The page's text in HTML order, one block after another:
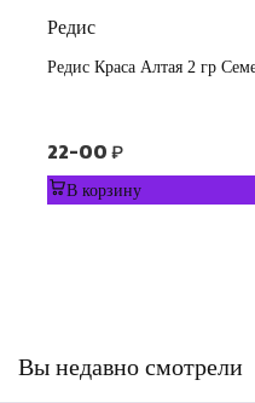
Редис
Редис Краса Алтая 2 гр
22-00₽
В корзину
Вы недавно смотрели